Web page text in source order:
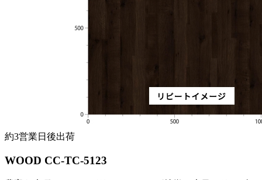
約3営業日後出荷
WOOD CC-TC-5123